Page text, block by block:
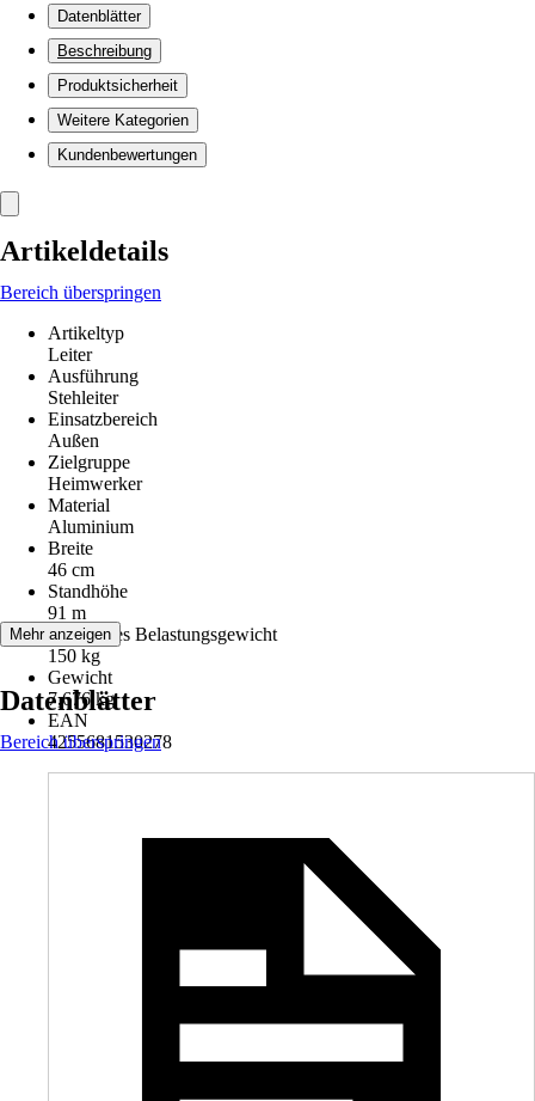
Datenblätter
Beschreibung
Produktsicherheit
Weitere Kategorien
Kundenbewertungen
Artikeldetails
Bereich überspringen
Artikeltyp
Leiter
Ausführung
Stehleiter
Einsatzbereich
Außen
Zielgruppe
Heimwerker
Material
Aluminium
Breite
46 cm
Standhöhe
91 m
Maximales Belastungsgewicht
150 kg
Gewicht
7,676 kg
EAN
4255681530278
Mehr anzeigen
Datenblätter
Bereich überspringen